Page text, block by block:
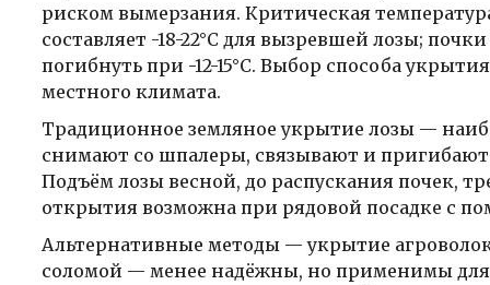
риском вымерзания. Критическая
составляет -18-22°C для вызревшей лозы;
погибнуть при -12-15°C. Выбор способа
местного климата.
Традиционное земляное укрытие лозы —
снимают со шпалеры, связывают и пригибают
Подъём лозы весной, до распускания почек,
открытия возможна при рядовой посадке с
Альтернативные методы — укрытие
соломой — менее надёжны, но применимы для